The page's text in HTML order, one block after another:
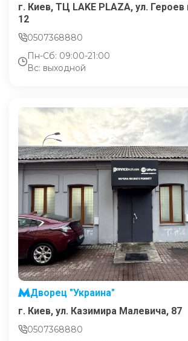
г. Киев, ТЦ LAKE PLAZA, ул. Героев
12
0507368880
Пн-Сб: 09:00-21:00
Вс: выходной
Дворец "Украина"
г. Киев, ул. Казимира Малевича, 87
0507368880